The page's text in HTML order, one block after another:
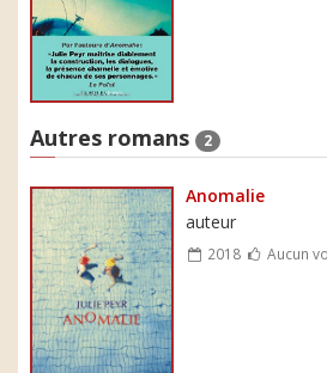
Autres romans 2
Anomalie
auteur
2018 Aucun